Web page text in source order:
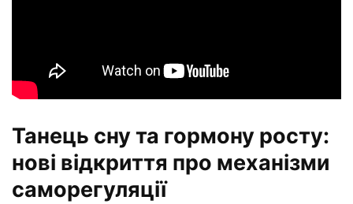
Танець сну та гормону росту:
нові відкриття про механізми
саморегуляції